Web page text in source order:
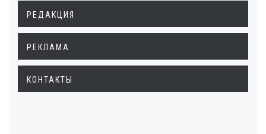
РЕДАКЦИЯ
РЕКЛАМА
КОНТАКТЫ